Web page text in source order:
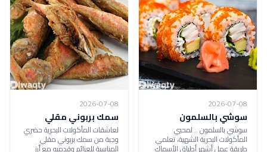
2026-07-08
سوشي بالسلمون
سوشي بالسلمون .. لمحبي
المأكولات البحرية الشهية، تعلمي
طريقة عمل أشهر أطباق الأسماك
2026-07-08
سمك بربوني مقلي
لعاشقات المأكولات البحرية حضري
وجبة من سمك بربوني مقلي
المناسبة للعزائم وقدميه مع أرز